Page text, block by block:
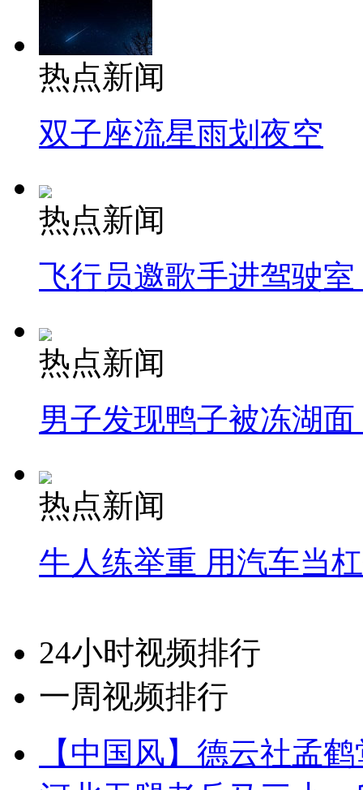
热点新闻
双子座流星雨划夜空
热点新闻
飞行员邀歌手进驾驶
热点新闻
男子发现鸭子被冻湖
热点新闻
牛人练举重 用汽车当
24小时视频排行
一周视频排行
【中国风】德云社孟